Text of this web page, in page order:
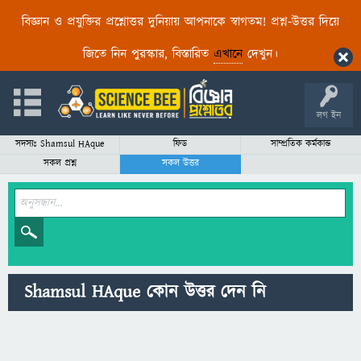
বিজ্ঞান ও প্রযুক্তির প্রশ্নোত্তর দুনিয়ায় আপনাকে স্বাগতম! প্রশ্ন-উত্তর দিয়ে
জিতে নিন পুরস্কার, বিস্তারিত এখানেদেখুন।
লগ ইন
সদস্যঃ Shamsul HAque ফিড
সাম্প্রতিক কর্মকান্ড
সকল প্রশ্ন
সকল উত্তর
Shamsul HAque কোন উত্তর দেন নি